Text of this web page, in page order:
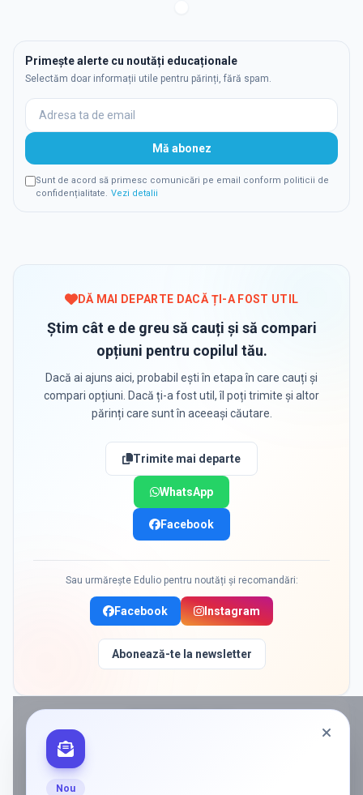
Primește alerte cu noutăți educaționale
Selectăm doar informații utile pentru părinți, fără spam.
Mă abonez
Sunt de acord să primesc comunicări pe email conform politicii de
confidențialitate. Vezi detalii
DĂ MAI DEPARTE DACĂ ȚI-A FOST UTIL
Știm cât e de greu să cauți și să compari
opțiuni pentru copilul tău.
Dacă ai ajuns aici, probabil ești în etapa în care cauți și
compari opțiuni. Dacă ți-a fost util, îl poți trimite și altor
părinți care sunt în aceeași căutare.
Trimite mai departe
WhatsApp
Facebook
Sau urmărește Edulio pentru noutăți și recomandări:
Facebook Instagram
Abonează-te la newsletter
Nou
ADS